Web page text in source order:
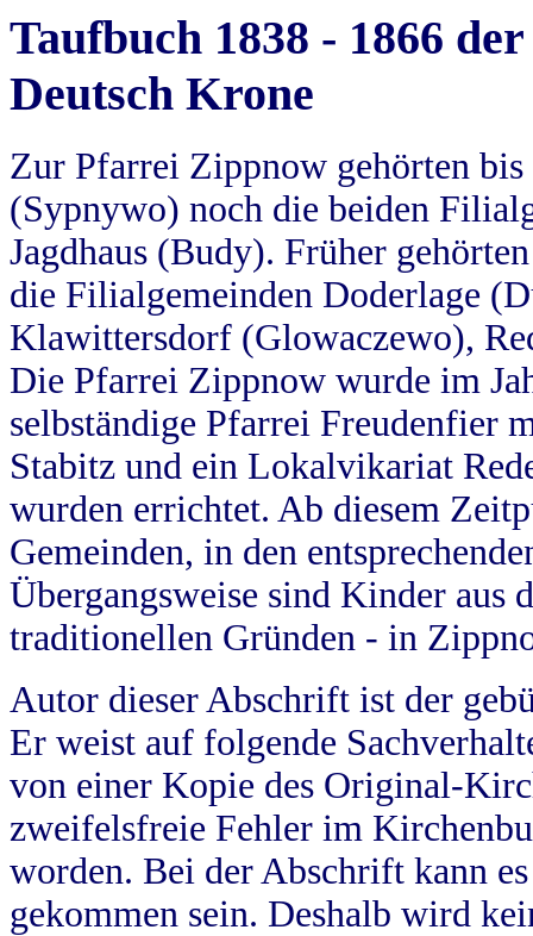
Taufbuch 1838 - 1866
Deutsch Krone
Zur Pfarrei Zippnow gehörten
(Sypnywo) noch die beiden
Jagdhaus (Budy). Früher
die Filialgemeinden Doderlage
Klawittersdorf (Glowaczewo),
Die Pfarrei Zippnow wurde im
selbständige Pfarrei Freudenfier
Stabitz und ein Lokalvikariat
wurden errichtet. Ab diesem
Gemeinden, in den
Übergangsweise sind Kinder aus
traditionellen Gründen - in
Autor dieser Abschrift ist der
Er weist auf folgende
von einer Kopie des Original-
zweifelsfreie Fehler im
worden. Bei der Abschrift kann
gekommen sein. Deshalb wird